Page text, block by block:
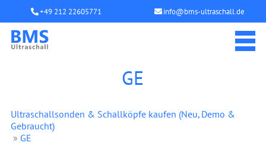
+49 212 22605771 info@bms-ultraschall.de
GE
Ultraschallsonden & Schallköpfe kaufen (Neu, Demo &
Gebraucht)
» GE